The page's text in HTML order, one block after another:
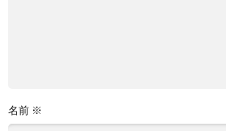
名前 ※